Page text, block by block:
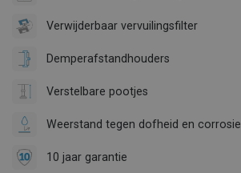
Verwijderbaar vervuilingsfilter
Demperafstandhouders
Verstelbare pootjes
Weerstand tegen dofheid en corrosie
10 jaar garantie